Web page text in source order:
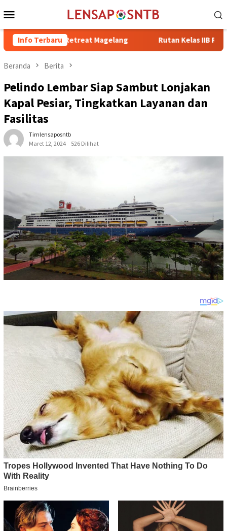
ke
Mobile
Info Terbaru
di Retreat Magelang Rutan Kelas IIB Raba Bima Sambut
Beranda Berita
Pelindo Lembar Siap Sambut Lonjakan
Kapal Pesiar, Tingkatkan Layanan dan
Fasilitas
Timlensaposntb
Maret 12, 2024
526 Dilihat